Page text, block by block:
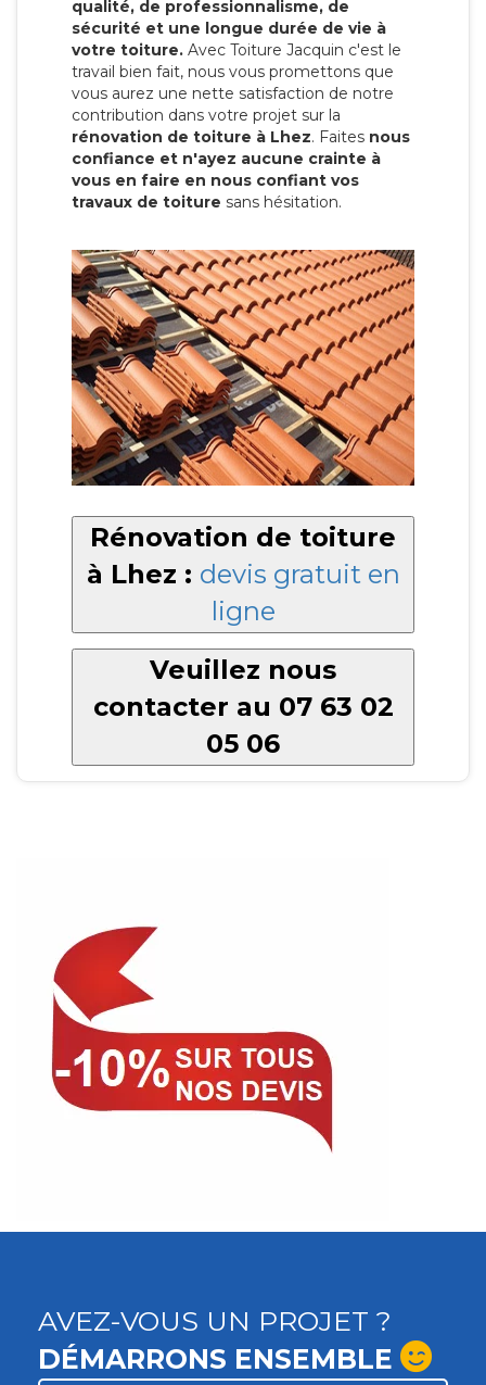
qualité, de professionnalisme, de
sécurité et une longue durée de vie à
votre toiture. Avec Toiture Jacquin c'est le
travail bien fait, nous vous promettons que
vous aurez une nette satisfaction de notre
contribution dans votre projet sur la
rénovation de toiture à Lhez. Faites nous
confiance et n'ayez aucune crainte à
vous en faire en nous confiant vos
travaux de toiture sans hésitation.
Rénovation de toiture
à Lhez : devis gratuit en
ligne
Veuillez nous
contacter au 07 63 02
05 06
AVEZ-VOUS UN PROJET ?
DÉMARRONS ENSEMBLE